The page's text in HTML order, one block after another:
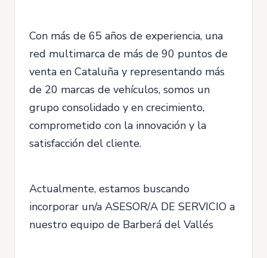
Con más de 65 años de experiencia, una
red multimarca de más de 90 puntos de
venta en Cataluña y representando más
de 20 marcas de vehículos, somos un
grupo consolidado y en crecimiento,
comprometido con la innovación y la
satisfacción del cliente.
Actualmente, estamos buscando
incorporar un/a ASESOR/A DE SERVICIO a
nuestro equipo de Barberá del Vallés